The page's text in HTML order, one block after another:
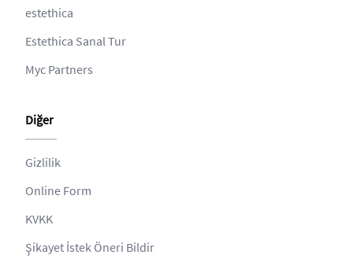
estethica
Estethica Sanal Tur
Myc Partners
Diğer
Gizlilik
Online Form
KVKK
Şikayet İstek Öneri Bildir